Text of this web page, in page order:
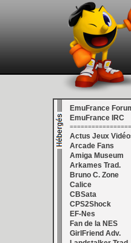
EmuFrance
EmuFrance IRC
Actus Jeux
Arcade Fans
Amiga Museum
Arkames Trad.
Bruno C. Zone
Calice
CBSata
CPS2Shock
EF-Nes
Fan de la NES
GirlFriend Adv.